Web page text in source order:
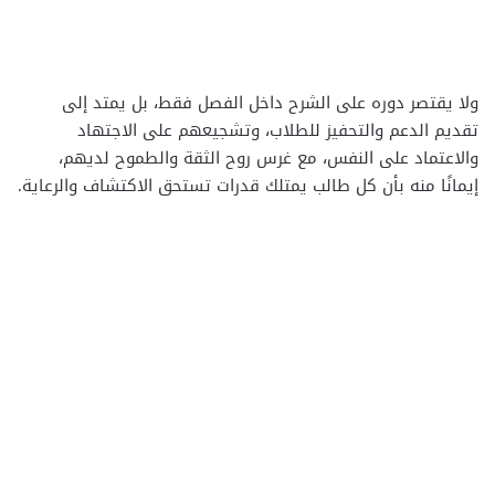
ولا يقتصر دوره على الشرح داخل الفصل فقط، بل يمتد إلى
تقديم الدعم والتحفيز للطلاب، وتشجيعهم على الاجتهاد
والاعتماد على النفس، مع غرس روح الثقة والطموح لديهم،
إيمانًا منه بأن كل طالب يمتلك قدرات تستحق الاكتشاف والرعاية.